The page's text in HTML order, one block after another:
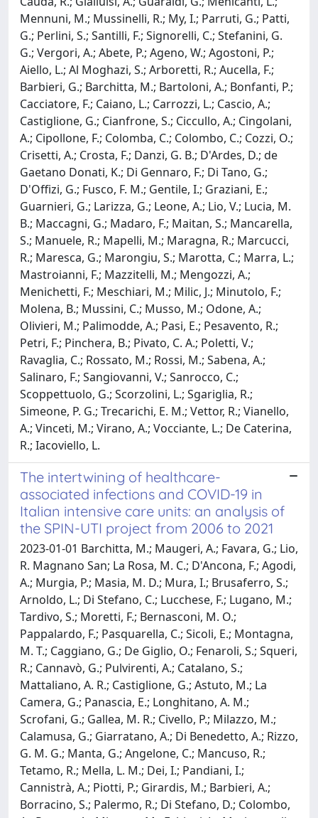
Mennuni, M.; Mussinelli, R.; My, I.; Parruti, G.; Patti,
G.; Perlini, S.; Santilli, F.; Signorelli, C.; Stefanini, G.
G.; Vergori, A.; Abete, P.; Ageno, W.; Agostoni, P.;
Aiello, L.; Al Moghazi, S.; Arboretti, R.; Aucella, F.;
Barbieri, G.; Barchitta, M.; Bartoloni, A.; Bonfanti, P.;
Cacciatore, F.; Caiano, L.; Carrozzi, L.; Cascio, A.;
Castiglione, G.; Cianfrone, S.; Ciccullo, A.; Cingolani,
A.; Cipollone, F.; Colomba, C.; Colombo, C.; Cozzi, O.;
Crisetti, A.; Crosta, F.; Danzi, G. B.; D'Ardes, D.; de
Gaetano Donati, K.; Di Gennaro, F.; Di Tano, G.;
D'Offizi, G.; Fusco, F. M.; Gentile, I.; Graziani, E.;
Guarnieri, G.; Larizza, G.; Leone, A.; Lio, V.; Lucia, M.
B.; Maccagni, G.; Madaro, F.; Maitan, S.; Mancarella,
S.; Manuele, R.; Mapelli, M.; Maragna, R.; Marcucci,
R.; Maresca, G.; Marongiu, S.; Marotta, C.; Marra, L.;
Mastroianni, F.; Mazzitelli, M.; Mengozzi, A.;
Menichetti, F.; Meschiari, M.; Milic, J.; Minutolo, F.;
Molena, B.; Mussini, C.; Musso, M.; Odone, A.;
Olivieri, M.; Palimodde, A.; Pasi, E.; Pesavento, R.;
Petri, F.; Pinchera, B.; Pivato, C. A.; Poletti, V.;
Ravaglia, C.; Rossato, M.; Rossi, M.; Sabena, A.;
Salinaro, F.; Sangiovanni, V.; Sanrocco, C.;
Scoppettuolo, G.; Scorzolini, L.; Sgariglia, R.;
Simeone, P. G.; Trecarichi, E. M.; Vettor, R.; Vianello,
A.; Vinceti, M.; Virano, A.; Vocciante, L.; De Caterina,
R.; Iacoviello, L.
The intertwining of healthcare-
associated infections and COVID-19 in
Italian intensive care units: an analysis of
the SPIN-UTI project from 2006 to 2021
2023-01-01 Barchitta, M.; Maugeri, A.; Favara, G.; Lio,
R. Magnano San; La Rosa, M. C.; D'Ancona, F.; Agodi,
A.; Murgia, P.; Masia, M. D.; Mura, I.; Brusaferro, S.;
Arnoldo, L.; Di Stefano, C.; Lucchese, F.; Lugano, M.;
Tardivo, S.; Moretti, F.; Bernasconi, M. O.;
Pappalardo, F.; Pasquarella, C.; Sicoli, E.; Montagna,
M. T.; Caggiano, G.; De Giglio, O.; Fenaroli, S.; Squeri,
R.; Cannavò, G.; Pulvirenti, A.; Catalano, S.;
Mattaliano, A. R.; Castiglione, G.; Astuto, M.; La
Camera, G.; Panascia, E.; Longhitano, A. M.;
Scrofani, G.; Gallea, M. R.; Civello, P.; Milazzo, M.;
Calamusa, G.; Giarratano, A.; Di Benedetto, A.; Rizzo,
G. M. G.; Manta, G.; Angelone, C.; Mancuso, R.;
Tetamo, R.; Mella, L. M.; Dei, I.; Pandiani, I.;
Cannistrà, A.; Piotti, P.; Girardis, M.; Barbieri, A.;
Borracino, S.; Palermo, R.; Di Stefano, D.; Colombo,